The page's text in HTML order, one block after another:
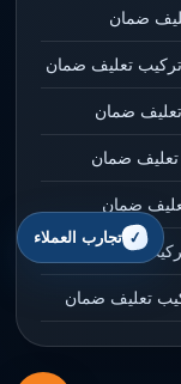
ضمان
تعليف ضمان
ضمان
ضمان
ضمان
تعليف ضمان
تعليف ضمان
تجارب العملاء